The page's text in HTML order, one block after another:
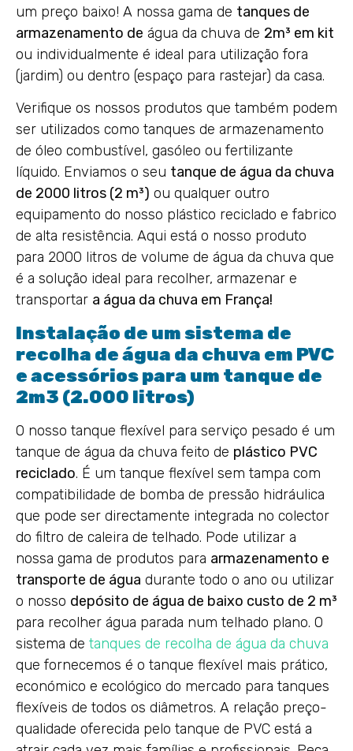
um preço baixo! A nossa gama de tanques de
armazenamento de água da chuva de 2m³ em kit
ou individualmente é ideal para utilização fora
(jardim) ou dentro (espaço para rastejar) da casa.
Verifique os nossos produtos que também podem
ser utilizados como tanques de armazenamento
de óleo combustível, gasóleo ou fertilizante
líquido. Enviamos o seu tanque de água da chuva
de 2000 litros (2 m³) ou qualquer outro
equipamento do nosso plástico reciclado e fabrico
de alta resistência. Aqui está o nosso produto
para 2000 litros de volume de água da chuva que
é a solução ideal para recolher, armazenar e
transportar a água da chuva em França!
Instalação de um sistema de
recolha de água da chuva em PVC
e acessórios para um tanque de
2m3 (2.000 litros)
O nosso tanque flexível para serviço pesado é um
tanque de água da chuva feito de plástico PVC
reciclado. É um tanque flexível sem tampa com
compatibilidade de bomba de pressão hidráulica
que pode ser directamente integrada no colector
do filtro de caleira de telhado. Pode utilizar a
nossa gama de produtos para armazenamento e
transporte de água durante todo o ano ou utilizar
o nosso depósito de água de baixo custo de 2 m³
para recolher água parada num telhado plano. O
sistema de tanques de recolha de água da chuva
que fornecemos é o tanque flexível mais prático,
económico e ecológico do mercado para tanques
flexíveis de todos os diâmetros. A relação preço-
qualidade oferecida pelo tanque de PVC está a